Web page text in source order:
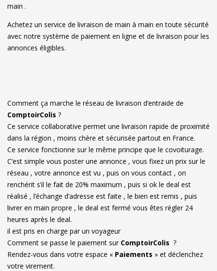
main .
Achetez un service de livraison de main à main en toute sécurité
avec notre système de paiement en ligne et de livraison pour les
annonces éligibles.
Comment ça marche le réseau de livraison d’entraide de
ComptoirColis ?
Ce service collaborative permet une livraison rapide de proximité
dans la région , moins chère et sécurisée partout en France.
Ce service fonctionne sur le même principe que le covoiturage.
C’est simple vous poster une annonce , vous fixez un prix sur le
réseau , votre annonce est vu , puis on vous contact , on
renchérit s’il le fait de 20% maximum , puis si ok le deal est
réalisé , l’échange d’adresse est faite , le bien est remis , puis
livrer en main propre , le deal est fermé vous êtes régler 24
heures après le deal.
il est pris en charge par un voyageur
Comment se passe le paiement sur ComptoirColis ?
Rendez-vous dans votre espace « Paiements » et déclenchez
votre virement.